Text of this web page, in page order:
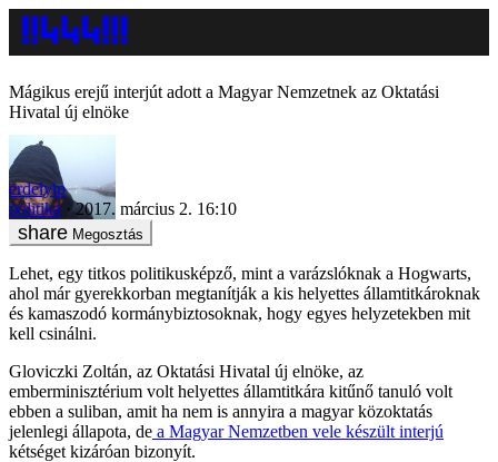
Mágikus erejű interjút adott a Magyar Nemzetnek az Oktatási
Hivatal új elnöke
erdelyip
politika
2017. március 2. 16:10
Megosztás
Lehet, egy titkos politikusképző, mint a varázslóknak a Hogwarts,
ahol már gyerekkorban megtanítják a kis helyettes államtitkároknak
és kamaszodó kormánybiztosoknak, hogy egyes helyzetekben mit
kell csinálni.
Gloviczki Zoltán, az Oktatási Hivatal új elnöke, az
emberminisztérium volt helyettes államtitkára kitűnő tanuló volt
ebben a suliban, amit ha nem is annyira a magyar közoktatás
jelenlegi állapota, de a Magyar Nemzetben vele készült interjú
kétséget kizáróan bizonyít.